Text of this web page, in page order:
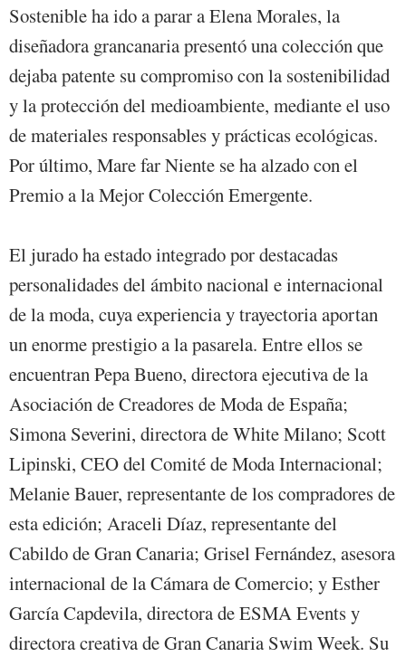
Sostenible ha ido a parar a Elena Morales, la
diseñadora grancanaria presentó una colección que
dejaba patente su compromiso con la sostenibilidad
y la protección del medioambiente, mediante el uso
de materiales responsables y prácticas ecológicas.
Por último, Mare far Niente se ha alzado con el
Premio a la Mejor Colección Emergente.
El jurado ha estado integrado por destacadas
personalidades del ámbito nacional e internacional
de la moda, cuya experiencia y trayectoria aportan
un enorme prestigio a la pasarela. Entre ellos se
encuentran Pepa Bueno, directora ejecutiva de la
Asociación de Creadores de Moda de España;
Simona Severini, directora de White Milano; Scott
Lipinski, CEO del Comité de Moda Internacional;
Melanie Bauer, representante de los compradores de
esta edición; Araceli Díaz, representante del
Cabildo de Gran Canaria; Grisel Fernández, asesora
internacional de la Cámara de Comercio; y Esther
García Capdevila, directora de ESMA Events y
directora creativa de Gran Canaria Swim Week. Su